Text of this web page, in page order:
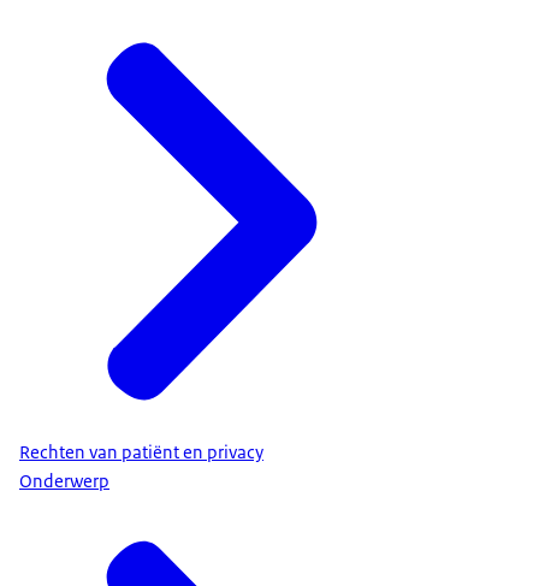
Rechten van patiënt en privacy
Onderwerp